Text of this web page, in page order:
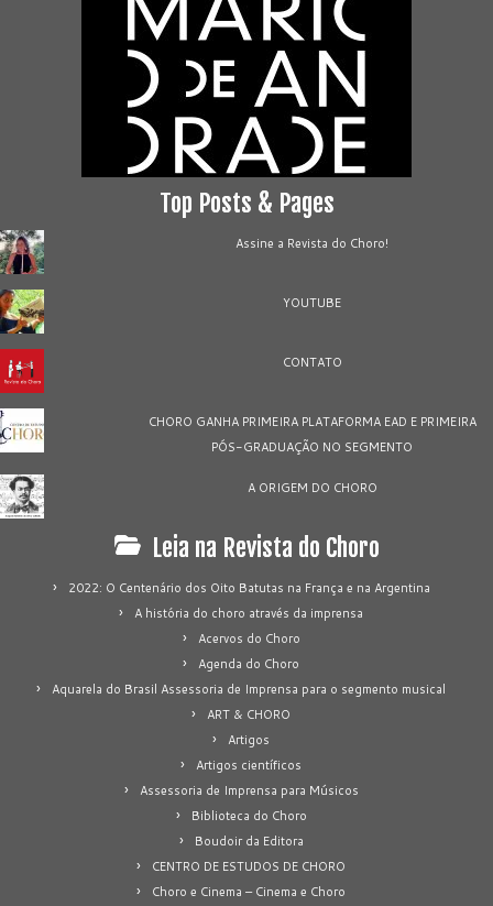
Top Posts & Pages
Assine a Revista do Choro!
YOUTUBE
CONTATO
CHORO GANHA PRIMEIRA PLATAFORMA EAD E PRIMEIRA
PÓS-GRADUAÇÃO NO SEGMENTO
A ORIGEM DO CHORO
Leia na Revista do Choro
2022: O Centenário dos Oito Batutas na França e na Argentina
A história do choro através da imprensa
Acervos do Choro
Agenda do Choro
Aquarela do Brasil Assessoria de Imprensa para o segmento musical
ART & CHORO
Artigos
Artigos científicos
Assessoria de Imprensa para Músicos
Biblioteca do Choro
Boudoir da Editora
CENTRO DE ESTUDOS DE CHORO
Choro e Cinema – Cinema e Choro